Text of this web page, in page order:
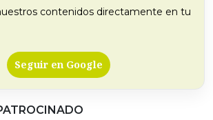
contenidos directamente en tu
Seguir en Google